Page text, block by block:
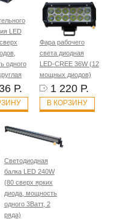
LED
одного
Р.
Фара рабочего
света диодная
LED-CREE 36W (12
мощных диодов)
1 220 Р.
В КОРЗИНУ
Светодиодная
балка LED 240W
(80 сверх ярких
диода, мощность
одного 3Ватт, 2
ряда)